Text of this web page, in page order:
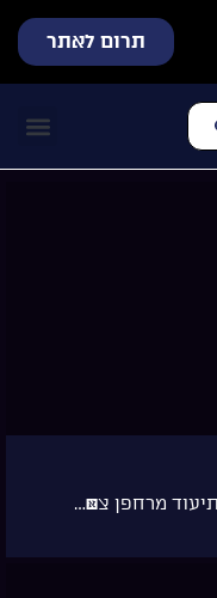
תרום לאתר
תיעוד מרחפן צ�…